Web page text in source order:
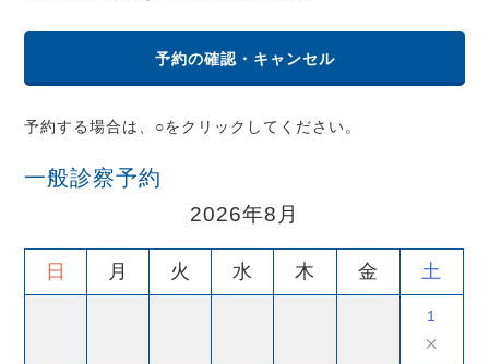
予約の確認・キャンセル
予約する場合は、○をクリックしてください。
一般診察予約
2026年8月
日 月 火 水 木 金 土
1
×